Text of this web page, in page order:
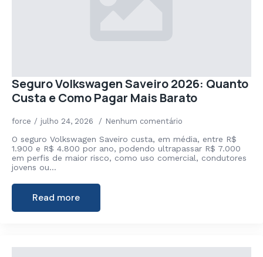
Seguro Volkswagen Saveiro 2026: Quanto
Custa e Como Pagar Mais Barato
force julho 24, 2026 Nenhum comentário
O seguro Volkswagen Saveiro custa, em média, entre R$
1.900 e R$ 4.800 por ano, podendo ultrapassar R$ 7.000
em perfis de maior risco, como uso comercial, condutores
jovens ou…
Read more